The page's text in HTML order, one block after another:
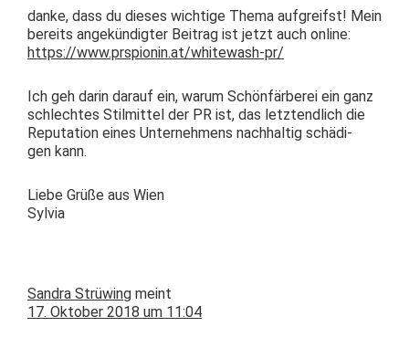
danke, dass du dieses wichtige The­ma auf­greif­st! Mein
bere­its angekündigter Beitrag ist jet­zt auch online:
https://www.prspionin.at/whitewash-pr/
Ich geh darin darauf ein, warum Schön­fär­berei ein ganz
schlecht­es Stilmit­tel der PR ist, das let­z­tendlich die
Rep­u­ta­tion eines Unternehmens nach­haltig schädi­
gen kann.
Liebe Grüße aus Wien
Sylvia
Sandra Strüwing meint
17. Oktober 2018 um 11:04